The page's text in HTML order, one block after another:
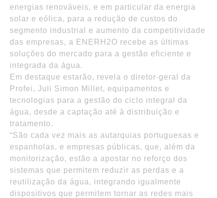
energias renováveis, e em particular da energia
solar e eólica, para a redução de custos do
segmento industrial e aumento da competitividade
das empresas, a ENERH2O recebe as últimas
soluções do mercado para a gestão eficiente e
integrada da água.
Em destaque estarão, revela o diretor-geral da
Profei, Juli Simon Millet, equipamentos e
tecnologias para a gestão do ciclo integral da
água, desde a captação até à distribuição e
tratamento.
“São cada vez mais as autarquias portuguesas e
espanholas, e empresas públicas, que, além da
monitorização, estão a apostar no reforço dos
sistemas que permitem reduzir as perdas e a
reutilização da água, integrando igualmente
dispositivos que permitem tornar as redes mais